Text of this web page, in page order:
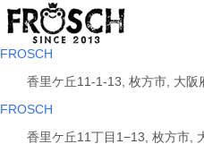
FROSCH
香里ケ丘11-1-13, 枚方市, 大阪
FROSCH
香里ケ丘11丁目1−13, 枚方市,